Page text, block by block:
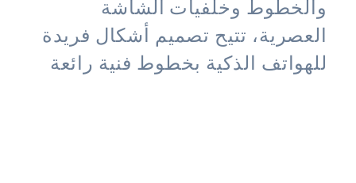
والخطوط وخلفيات الشاشة
العصرية، تتيح تصميم أشكال فريدة
للهواتف الذكية بخطوط فنية رائعة